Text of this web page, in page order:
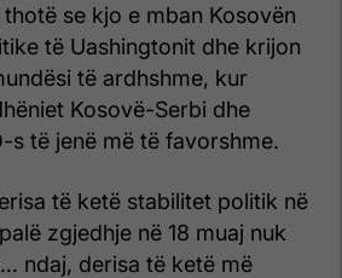
se kjo e mban Kosovën
të Uashingtonit dhe krijon
të ardhshme, kur
Kosovë-Serbi dhe
s të jenë më të favorshme.
të ketë stabilitet politik në
zgjedhje në 18 muaj nuk
ndaj, derisa të ketë më